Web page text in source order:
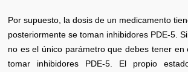
Por supuesto, la dosis de un medicamento
posteriormente se toman inhibidores PDE-5.
no es el único parámetro que debes tener en
tomar inhibidores PDE-5. El propio